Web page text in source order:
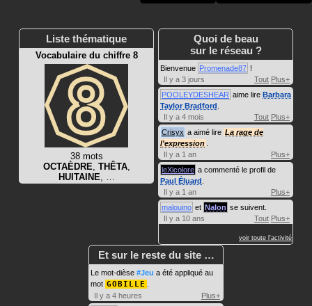
Liste thématique
Vocabulaire du chiffre 8
38 mots
OCTAÈDRE, THÊTA,
HUITAINE, …
Quoi de beau
sur le réseau ?
Bienvenue Promenade87 !
Il y a 3 jours
Tout Plus+
POOLEYDESHEAR aime lire Barbara
Taylor Bradford
Il y a 4 mois
Tout Plus+
Crisyx a aimé lire La rage de
l'expression
Il y a 1 an
Plus+
leXicolore a commenté le profil de
Paul Éluard
Il y a 1 an
Plus+
malouino et Nalon se suivent.
Il y a 10 ans
Tout Plus+
voir toute l'activité
Et sur le reste du site …
Le mot-dièse #Jeu a été appliqué au
mot GOBILLE
Il y a 4 heures
Plus+